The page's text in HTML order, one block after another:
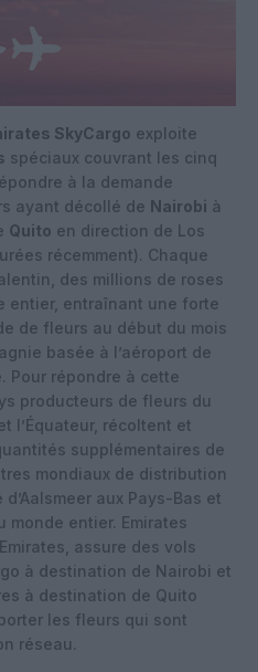
SkyCargo exploite
spéciaux couvrant les cinq
à la demande
ayant décollé de Nairobi à
Quito en direction de Los
récemment). Chaque
des millions de roses
entier, entraînant une forte
de fleurs au début du mois
basée à l’aéroport de
Pour répondre à cette
producteurs de fleurs du
l’Équateur, récoltent et
supplémentaires de
mondiaux de distribution
aux Pays-Bas et
monde entier. Emirates
assure des vols
à destination de Nairobi et
à destination de Quito
les fleurs qui sont
réseau.